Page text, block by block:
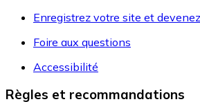
Enregistrez votre site et
Foire aux questions
Accessibilité
Règles et recommandations